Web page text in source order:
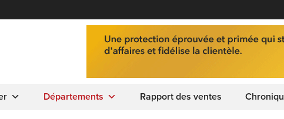
Départements Rapport des ventes